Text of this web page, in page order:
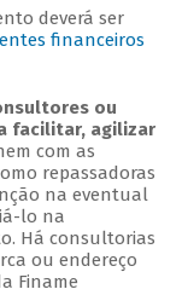
deverá ser
financeiros
ou
facilitar, agilizar
com as
repassadoras
na eventual
lo na
Há consultorias
ou endereço
Finame